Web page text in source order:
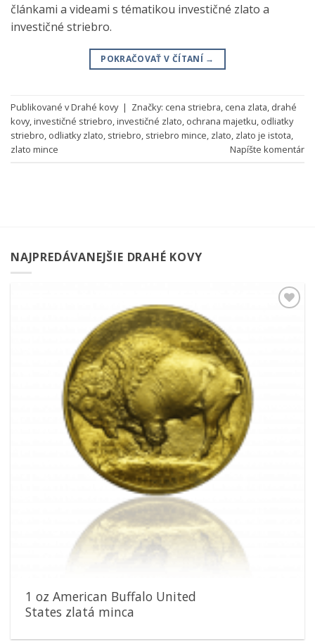
článkami a videami s tématikou investičné zlato a
investičné striebro.
POKRAČOVAŤ V ČÍTANÍ →
Publikované vDrahé kovy | Značky: cena striebra, cena zlata, drahé
kovy,investičné striebro,investičné zlato, ochrana majetku, odliatky
striebro, odliatky zlato, striebro, striebro mince, zlato, zlato je istota,
zlato mince
Napíšte komentár
NAJPREDÁVANEJŠIE DRAHÉ KOVY
1 oz American Buffalo United
States zlatá minca